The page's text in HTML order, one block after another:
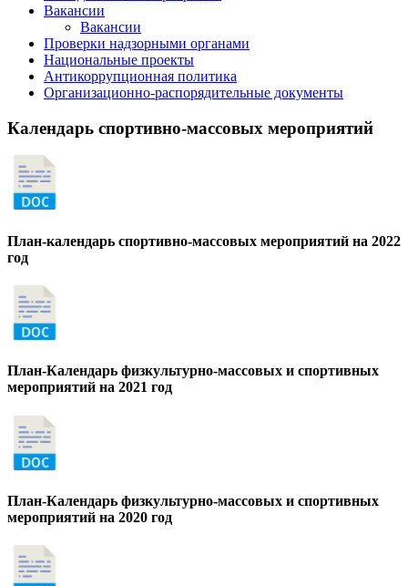
Вакансии
Вакансии
Проверки надзорными органами
Национальные проекты
Антикоррупционная политика
Организационно-распорядительные документы
Календарь спортивно-массовых мероприятий
План-календарь спортивно-массовых мероприятий на 2022
год
План-Календарь физкультурно-массовых и спортивных
мероприятий на 2021 год
План-Календарь физкультурно-массовых и спортивных
мероприятий на 2020 год